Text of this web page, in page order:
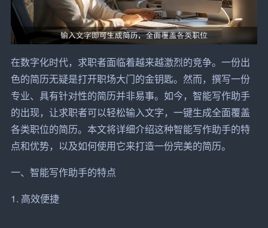
在数字化时代， 求职者面临着越来越激烈的竞争。一份出
色的简历无疑是打开职场大门的金钥匙。然而，撰写一份
专业、具有针对性的简历并非易事。如今， 智能写作助手
的出现，让求职者可以轻松输入文字，一键生成全面覆盖
各类职位的简历。本文将详细介绍这种智能写作助手的特
点和优势，以及如何使用它来打造一份完美的简历。
一、智能写作助手的特点
1. 高效便捷